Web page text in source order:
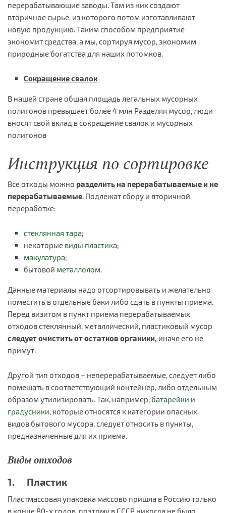
перерабатывающие заводы. Там из них создают
вторичное сырьё, из которого потом изготавливают
новую продукцию. Таким способом предприятие
экономит средства, а мы, сортируя мусор, экономим
природные богатства для наших потомков.
Сокращение свалок
В нашей стране общая площадь легальных мусорных
полигонов превышает более 4 млн Разделяя мусор, люди
вносят свой вклад в сокращение свалок и мусорных
полигонов
Инструкция по сортировке
Все отходы можно разделить на перерабатываемые и не
перерабатываемые. Подлежат сбору и вторичной
переработке:
стеклянная тара;
некоторые виды пластика;
макулатура;
бытовой металлолом.
Данные материалы надо отсортировывать и желательно
поместить в отдельные баки либо сдать в пункты приема.
Перед визитом в пункт приема перерабатываемых
отходов стеклянный, металлический, пластиковый мусор
следуеточистить от остатков органики, иначе его не
примут.
Другой тип отходов – неперерабатываемые, следует либо
помещать в соответствующий контейнер, либо отдельным
образом утилизировать. Так, например, батарейки и
градусники, которые относятся к категории опасных
видов бытового мусора, следует относить в пункты,
предназначенные для их приема.
Виды отходов
1. Пластик
Пластмассовая упаковка массово пришла в Россию только
в конце 80-х годов, поэтому в СССР никогда не было